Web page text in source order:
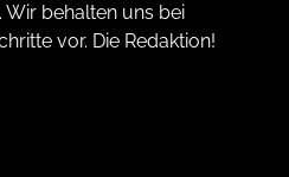
Wir behalten uns bei
vor. Die Redaktion!